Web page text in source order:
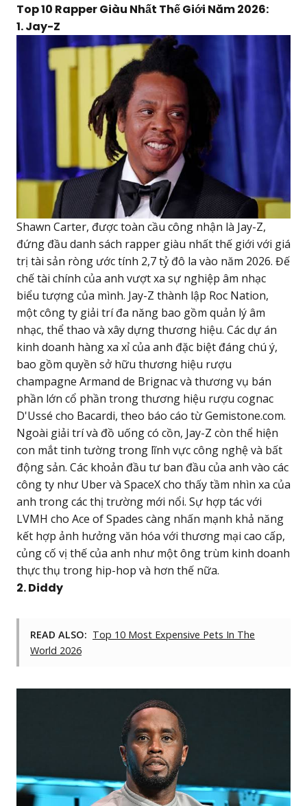
Top 10 Rapper Giàu Nhất Thế Giới Năm 2026:
1. Jay-Z
Shawn Carter, được toàn cầu công nhận là Jay-Z,
đứng đầu danh sách rapper giàu nhất thế giới với giá
trị tài sản ròng ước tính 2,7 tỷ đô la vào năm 2026. Đế
chế tài chính của anh vượt xa sự nghiệp âm nhạc
biểu tượng của mình. Jay-Z thành lập Roc Nation,
một công ty giải trí đa năng bao gồm quản lý âm
nhạc, thể thao và xây dựng thương hiệu. Các dự án
kinh doanh hàng xa xỉ của anh đặc biệt đáng chú ý,
bao gồm quyền sở hữu thương hiệu rượu
champagne Armand de Brignac và thương vụ bán
phần lớn cổ phần trong thương hiệu rượu cognac
D'Ussé cho Bacardi, theo báo cáo từ Gemistone.com.
Ngoài giải trí và đồ uống có cồn, Jay-Z còn thể hiện
con mắt tinh tường trong lĩnh vực công nghệ và bất
động sản. Các khoản đầu tư ban đầu của anh vào các
công ty như Uber và SpaceX cho thấy tầm nhìn xa của
anh trong các thị trường mới nổi. Sự hợp tác với
LVMH cho Ace of Spades càng nhấn mạnh khả năng
kết hợp ảnh hưởng văn hóa với thương mại cao cấp,
củng cố vị thế của anh như một ông trùm kinh doanh
thực thụ trong hip-hop và hơn thế nữa.
2. Diddy
READ ALSO: Top 10 Most Expensive Pets In The
World 2026